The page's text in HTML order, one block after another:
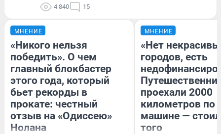
4 840 15
МНЕНИЕ
«Никого нельзя
победить». О чем
главный блокбастер
этого года, который
бьет рекорды в
прокате: честный
отзыв на «Одиссею»
Нолана
МНЕНИЕ
«Нет
городов, есть
проехали 2000
километров по
машине —
того